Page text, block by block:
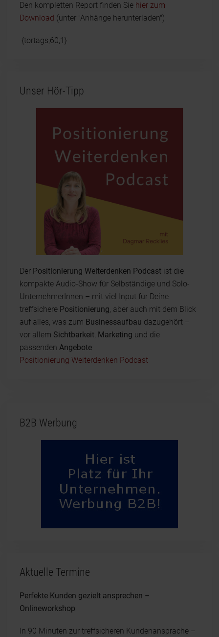
Den kompletten Report finden Sie hier zum
Download (unter "Anhänge herunterladen")
{tortags,60,1}
Unser Hör-Tipp
Der Positionierung Weiterdenken Podcast ist die
kompakte Audio-Show für Selbständige und Solo-
UnternehmerInnen – mit viel Input für Deine
treffsichere Positionierung , aber auch mit dem Blick
auf alles, was zum Businessaufbau dazugehört –
vor allem Sichtbarkeit Marketing und die
passenden Angebote
Positionierung Weiterdenken Podcast
B2B Werbung
Aktuelle Termine
Perfekte Kunden gezielt ansprechen –
Onlineworkshop
In 90 Minuten zur treffsicheren Kundenansprache –